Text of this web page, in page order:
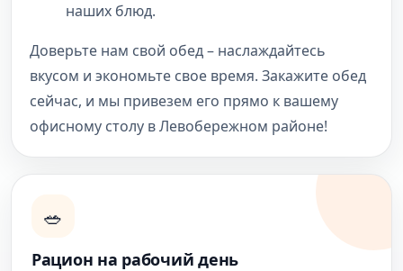
наших блюд.
Доверьте нам свой обед – наслаждайтесь
вкусом и экономьте свое время. Закажите обед
сейчас, и мы привезем его прямо к вашему
офисному столу в Левобережном районе!
🥗
Рацион на рабочий день